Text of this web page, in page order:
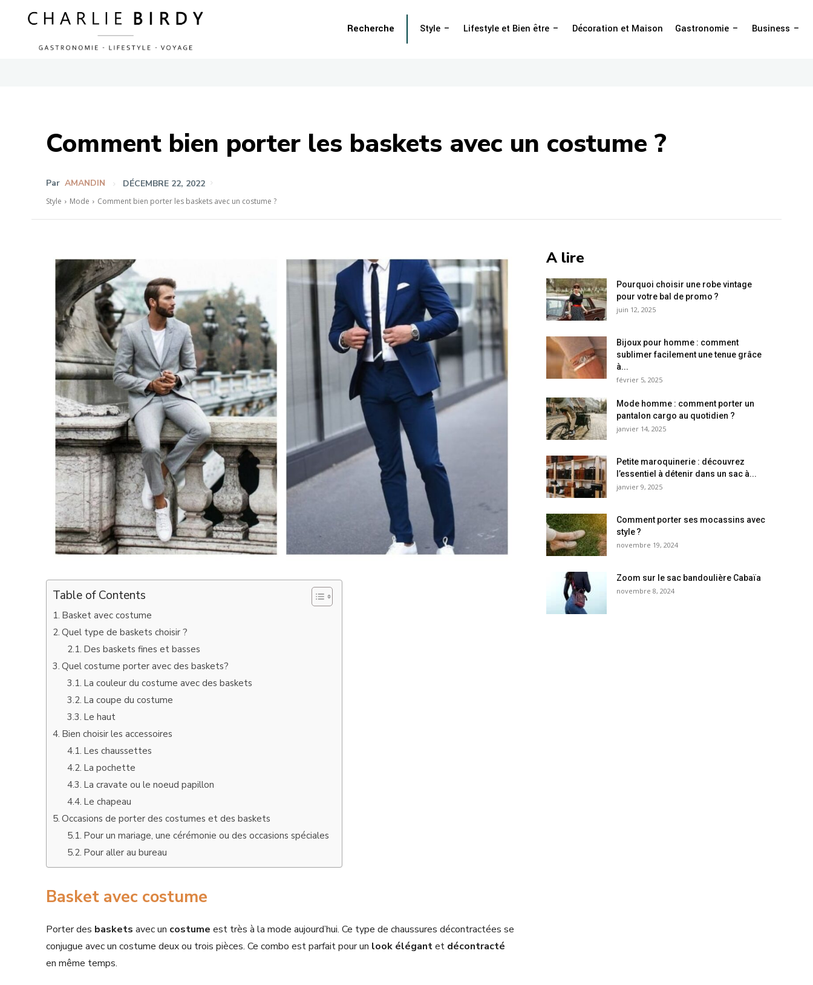
Style Lifestyle et Bien être Décoration et Maison Gastronomie Business
Recherche
Comment bien porter les baskets avec un costume ?
Par AMANDIN DÉCEMBRE 22, 2022
Style Mode Comment bien porter les baskets avec un costume ?
Table of Contents
Basket avec costume
Quel type de baskets choisir ?
Des baskets fines et basses
Quel costume porter avec des baskets?
La couleur du costume avec des baskets
La coupe du costume
Le haut
Bien choisir les accessoires
Les chaussettes
La pochette
La cravate ou le noeud papillon
Le chapeau
Occasions de porter des costumes et des baskets
Pour un mariage, une cérémonie ou des occasions spéciales
Pour aller au bureau
Basket avec costume
Porter des baskets avec un costume est très à la mode aujourd’hui. Ce type de chaussures décontractées se
conjugue avec un costume deux ou trois pièces. Ce combo est parfait pour un look élégantet décontracté
en même temps.
A lire
Pourquoi choisir une robe vintage
pour votre bal de promo ?
juin 12, 2025
Bijoux pour homme : comment
sublimer facilement une tenue grâce
à...
février 5, 2025
Mode homme : comment porter un
pantalon cargo au quotidien ?
janvier 14, 2025
Petite maroquinerie : découvrez
l’essentiel à détenir dans un sac à...
janvier 9, 2025
Comment porter ses mocassins avec
style ?
novembre 19, 2024
Zoom sur le sac bandoulière Cabaïa
novembre 8, 2024